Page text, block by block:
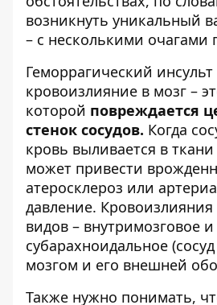
возникнуть уникальный
– с несколькими очагами
Геморрагический
кровоизлияние в мозг –
которой повреждается
стенок сосудов. Когда
кровь выливается в
может привести
атеросклероз или
давление.
видов – внутримозговое и
субарахноидальное
мозгом и его внешней
Также нужно понимать,